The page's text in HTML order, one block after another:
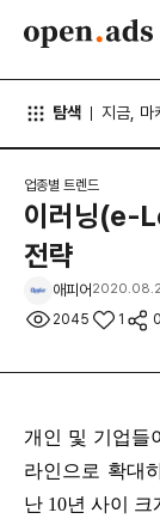
탐색 지금, 마
업종별 트렌드
이러닝(e-
전략
애피어
2045 1 0
개인 및 기업들
라인으로 확대
난 10년 사이 크